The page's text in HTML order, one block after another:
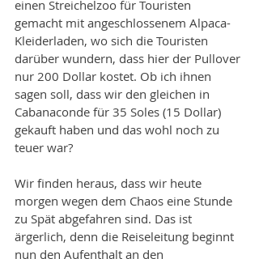
einen Streichelzoo für Touristen
gemacht mit angeschlossenem Alpaca-
Kleiderladen, wo sich die Touristen
darüber wundern, dass hier der Pullover
nur 200 Dollar kostet. Ob ich ihnen
sagen soll, dass wir den gleichen in
Cabanaconde für 35 Soles (15 Dollar)
gekauft haben und das wohl noch zu
teuer war?
Wir finden heraus, dass wir heute
morgen wegen dem Chaos eine Stunde
zu Spät abgefahren sind. Das ist
ärgerlich, denn die Reiseleitung beginnt
nun den Aufenthalt an den